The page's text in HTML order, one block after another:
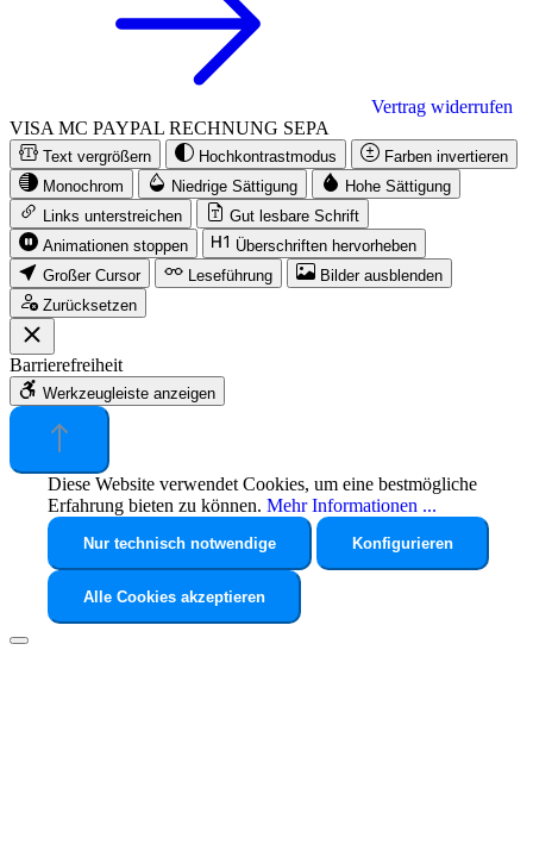
Vertrag widerrufen
VISA MC PAYPAL RECHNUNG SEPA
Text vergrößern Hochkontrastmodus
Farben invertieren
Monochrom
Niedrige Sättigung
Hohe Sättigung
Links unterstreichen
Gut lesbare Schrift
Animationen stoppen
Überschriften hervorheben
Großer Cursor
Leseführung
Bilder ausblenden
Zurücksetzen
Barrierefreiheit
Werkzeugleiste anzeigen
Diese Website verwendet Cookies, um eine bestmögliche
Erfahrung bieten zu können. Mehr Informationen ...
Nur technisch notwendige Konfigurieren
Alle Cookies akzeptieren